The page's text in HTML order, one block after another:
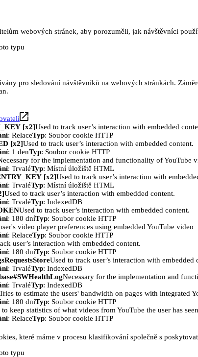
webových stránek, aby porozuměli, jak návštěvníci
typu
pro sledování návštěvníků na webových stránkách.
[x2]Used to track user’s interaction with embedded
: RelaceTyp: Soubor cookie HTTP
[x2]Used to track user’s interaction with embedded content.
: 1 denTyp: Soubor cookie HTTP
for the implementation and functionality of YouTube
: TrvaléTyp: Místní úložiště HTML
[x2]Used to track user’s interaction with
: TrvaléTyp: Místní úložiště HTML
Used to track user’s interaction with embedded content.
: TrvaléTyp: IndexedDB
Used to track user’s interaction with embedded content.
: 180 dníTyp: Soubor cookie HTTP
video player preferences using embedded YouTube video
: RelaceTyp: Soubor cookie HTTP
user’s interaction with embedded content.
: 180 dníTyp: Soubor cookie HTTP
Used to track user’s interaction with embedded
: TrvaléTyp: IndexedDB
Necessary for the implementation and
: TrvaléTyp: IndexedDB
to estimate the users' bandwidth on pages with integrated
: 180 dníTyp: Soubor cookie HTTP
keep statistics of what videos from YouTube the user has
: RelaceTyp: Soubor cookie HTTP
které máme v procesu klasifikování společně s
typu